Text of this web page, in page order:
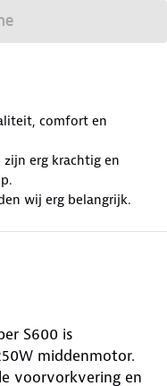
comfort en
erg krachtig en
wij erg belangrijk.
S600 is
middenmotor.
voorvorkvering en